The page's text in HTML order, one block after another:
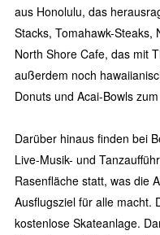
aus Honolulu, das
Stacks, Tomahawk-Steaks,
North Shore Cafe, das mit
außerdem noch
Donuts und Acai-Bowls
Darüber hinaus finden bei
Live-Musik- und
Rasenfläche statt, was die
Ausflugsziel für alle macht.
kostenlose Skateanlage.